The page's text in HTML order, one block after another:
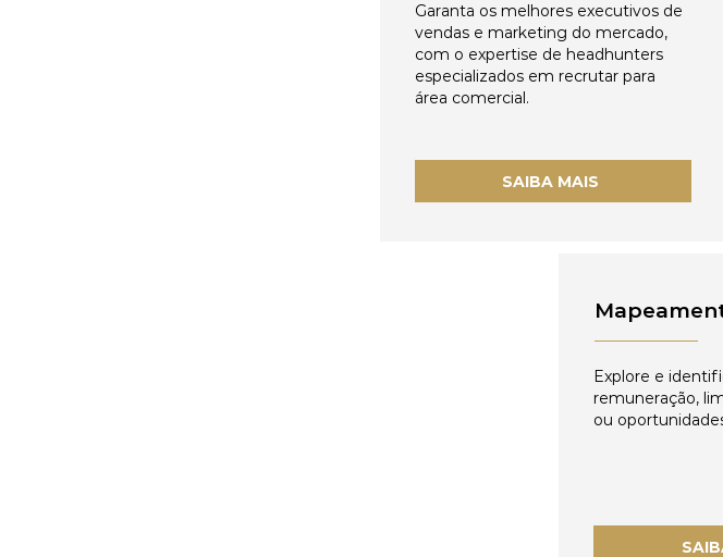
Garanta os melhores executivos de
vendas e marketing do mercado,
com o expertise de headhunters
especializados em recrutar para
área comercial.
SAIBA MAIS
Explore e
remuneração,
ou